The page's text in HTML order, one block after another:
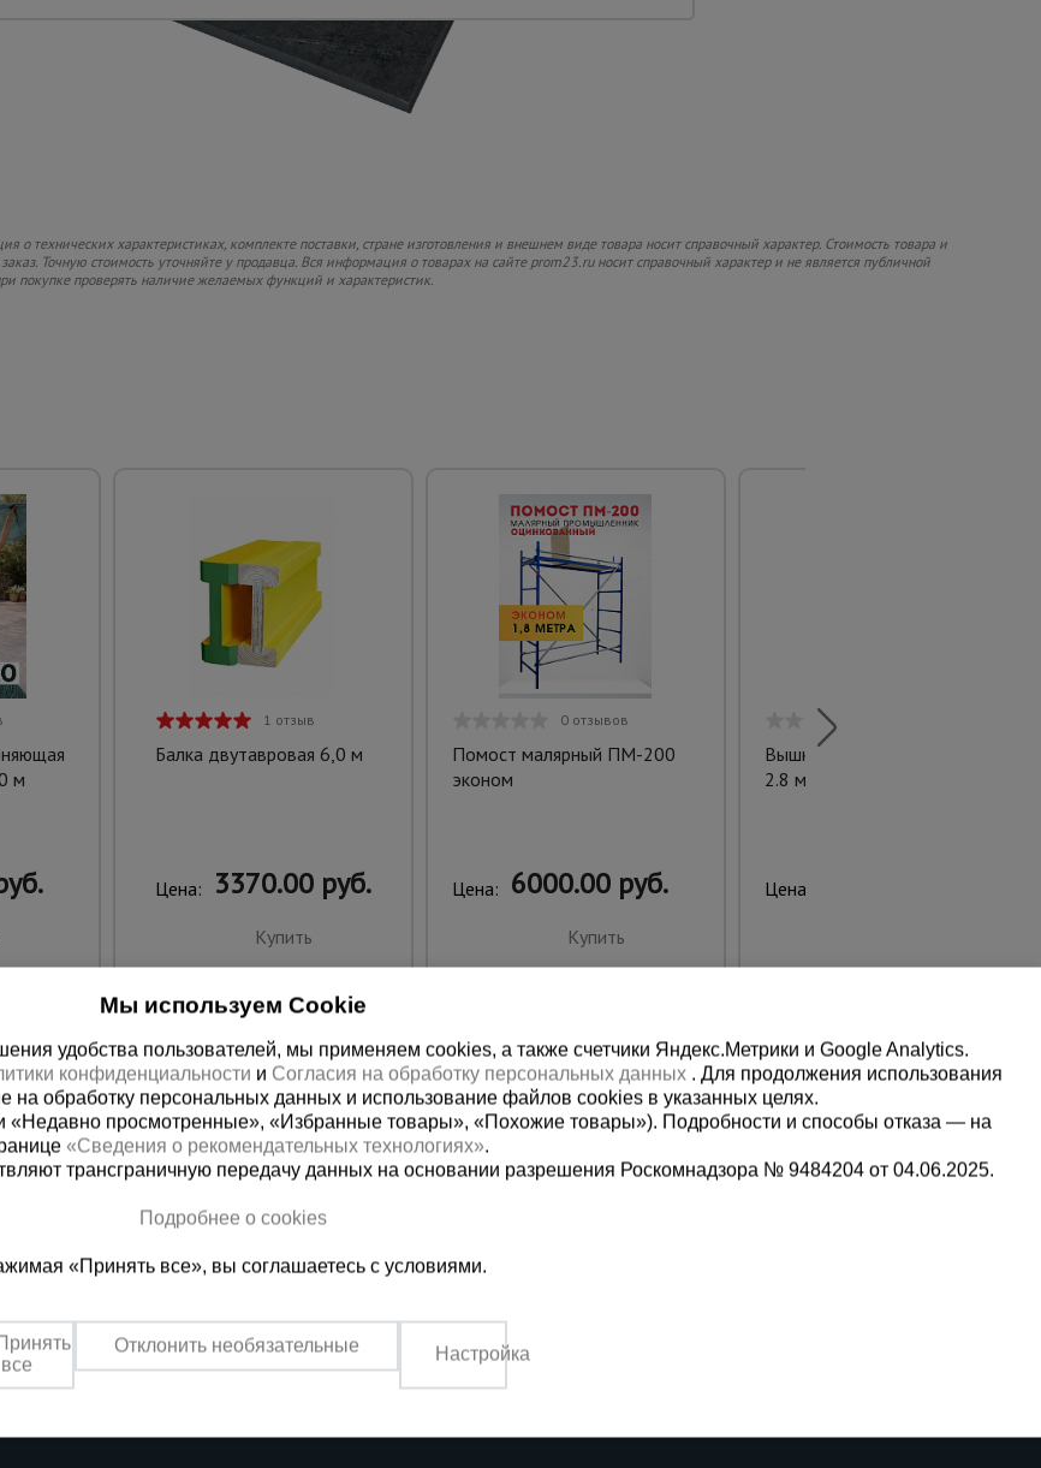
технических характеристиках, комплекте поставки, стране изготовления и внешнем виде товара носит справочный характер. Стоимость товара и
Точную стоимость уточняйте у продавца. Вся информация о товарах на сайте prom23.ru носит справочный характер и не является публичной
покупке проверять наличие желаемых функций и характеристик.
м
1 отзыв
Балка двутавровая 6,0 м
Цена: 3370.00 руб.
Купить
0 отзывов
Помост малярный ПМ-200
эконом
Цена: 6000.00 руб.
Купить
Вышка-тура ВСПT 1.2х2.0,
2.8 м
Цена:
200-25-90
по России
+7 (938) 992-1-992
Пн-Пт: с 9:00 до 17:30,
Мы используем Cookie
удобства пользователей, мы применяем cookies, а также счетчики Яндекс.Метрики и Google Analytics.
конфиденциальности и Согласия на обработку персональных данных . Для продолжения использования
на обработку персональных данных и использование файлов cookies в указанных целях.
«Недавно просмотренные», «Избранные товары», «Похожие товары»). Подробности и способы отказа — на
«Сведения о рекомендательных технологиях».
трансграничную передачу данных на основании разрешения Роскомнадзора № 9484204 от 04.06.2025.
Подробнее о cookies
«Принять все», вы соглашаетесь с условиями.
Принять
все
Отклонить необязательные Настройка